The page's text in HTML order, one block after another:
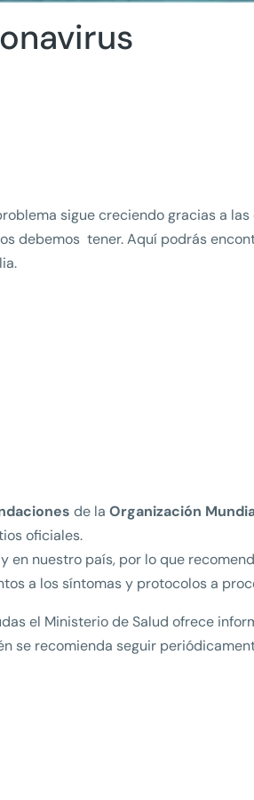
sigue creciendo gracias a
debemos tener. Aquí podrás
de la Organización
oficiales.
en nuestro país, por lo que
a los síntomas y protocolos a
el Ministerio de Salud ofrece
se recomienda seguir